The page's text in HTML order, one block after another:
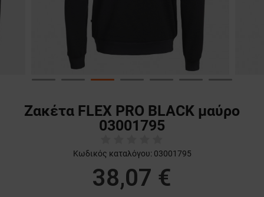
Ζακέτα FLEX PRO BLACK μαύρο
03001795
Κωδικός καταλόγου: 03001795
38,07 €